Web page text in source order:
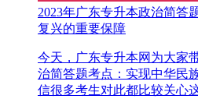
2023年广东专升本政治简答
复兴的重要保障
今天，广东专升本网为大家
治简答题考点：实现中华民
信很多考生对此都比较关心